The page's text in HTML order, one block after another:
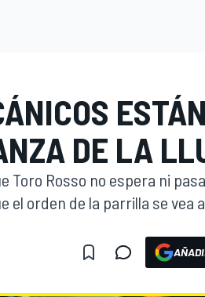
ESTÁN
DE LA
Toro Rosso no espera ni
el orden de la parrilla se vea